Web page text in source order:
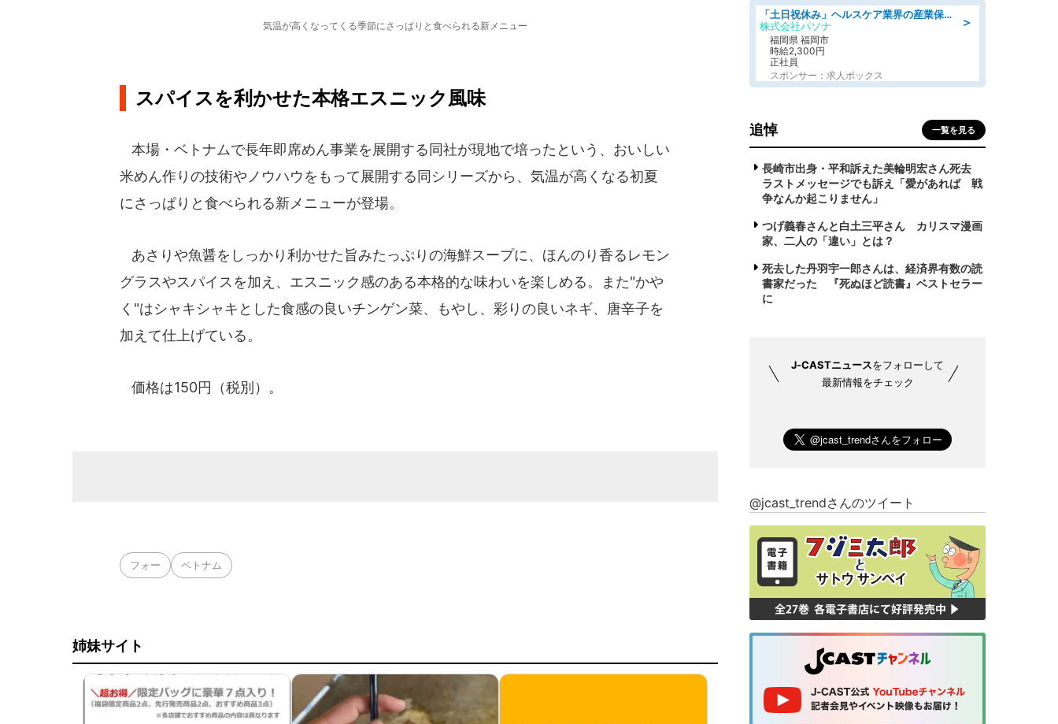
気温が高くなってくる季節にさっぱりと食べられる新メニュー
スパイスを利かせた本格エスニック風味
本場・ベトナムで長年即席めん事業を展開する同社が現地で培ったという、おいしい
米めん作りの技術やノウハウをもって展開する同シリーズから、気温が高くなる初夏
にさっぱりと食べられる新メニューが登場。
あさりや魚醤をしっかり利かせた旨みたっぷりの海鮮スープに、ほんのり香るレモン
グラスやスパイスを加え、エスニック感のある本格的な味わいを楽しめる。また"かや
く"はシャキシャキとした食感の良いチンゲン菜、もやし、彩りの良いネギ、唐辛子を
加えて仕上げている。
価格は150円（税別）。
フォー ベトナム
姉妹サイト
＞
「土日祝休み」ヘルスケア業界の産業保健師/高時給/未経験OK/要資格:保健師、正看護師
株式会社パソナ
福岡県 福岡市
時給2,300円
正社員
スポンサー：求人ボックス
追悼 一覧を見る
長崎市出身・平和訴えた美輪明宏さん死去
ラストメッセージでも訴え「愛があれば 戦
争なんか起こりません」
つげ義春さんと白土三平さん カリスマ漫画
家、二人の「違い」とは？
死去した丹羽宇一郎さんは、経済界有数の読
書家だった 『死ぬほど読書』ベストセラー
に
J-CASTニュースをフォローして
最新情報をチェック
@jcast_trendさんのツイート